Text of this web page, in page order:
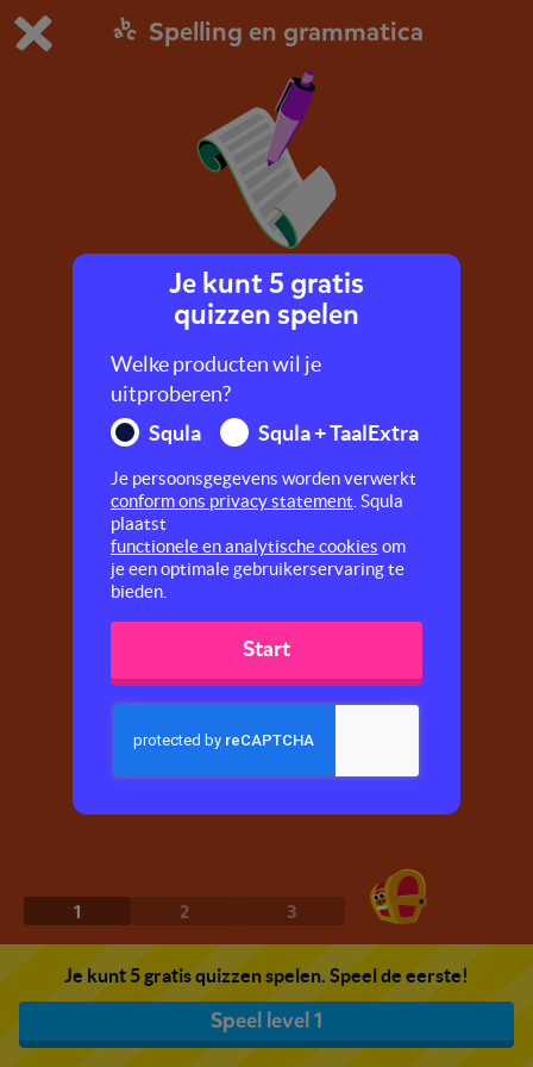
Dit is de gratis demo van Squla.
Bestel nu
Spelling en grammatica
Zinnendictee
Oefen een dictee zoals je dat op school krijgt.
1 2 3
Je kunt 5 gratis quizzen spelen. Speel de eerste!
Speel level 1
Je kunt 5 gratis
quizzen spelen
Welke producten wil je
uitproberen?
Squla
Squla + TaalExtra
Je persoonsgegevens worden verwerkt
conform ons privacy statement . Squla
plaatst
functionele en analytische cookies om
je een optimale gebruikerservaring te
bieden.
Start